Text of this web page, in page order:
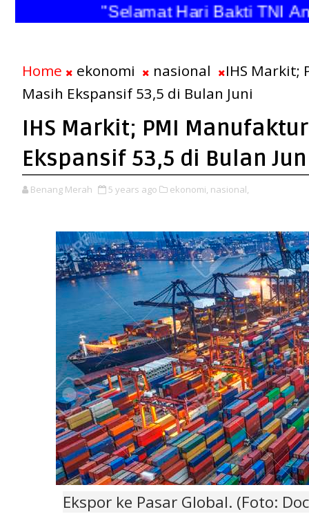
"Selamat Hari Bakti
Home ekonomi nasional
IHS Markit;
Masih Ekspansif 53,5 di Bulan Juni
IHS Markit; PMI
Ekspansif 53,5 di Bulan
Benang Merah 5 years ago ekonomi, nasional,
Ekspor ke Pasar Global. (Foto: